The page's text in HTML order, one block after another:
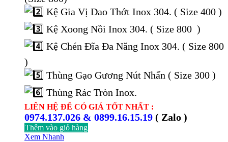
Kệ Gia Vị Dao Thớt Inox 304. ( Size 400 )
Kệ Xoong Nồi Inox 304. ( Size 800 )
Kệ Chén Đĩa Đa Năng Inox 304. ( Size 800
)
Thùng Gạo Gương Nút Nhấn ( Size 300 )
Thùng Rác Tròn Inox.
LIÊN HỆ ĐỂ CÓ GIÁ TỐT NHẤT :
0974.137.026 & 0899.16.15.19 ( Zalo )
Thêm vào giỏ hàng
Xem Nhanh